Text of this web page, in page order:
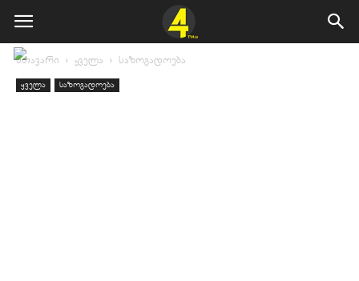
მთავარი ყველა საზოგადოება
ყველა საზოგადოება